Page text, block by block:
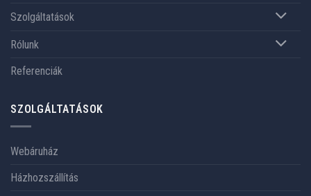
Szolgáltatások
Rólunk
Referenciák
SZOLGÁLTATÁSOK
Webáruház
Házhozszállítás